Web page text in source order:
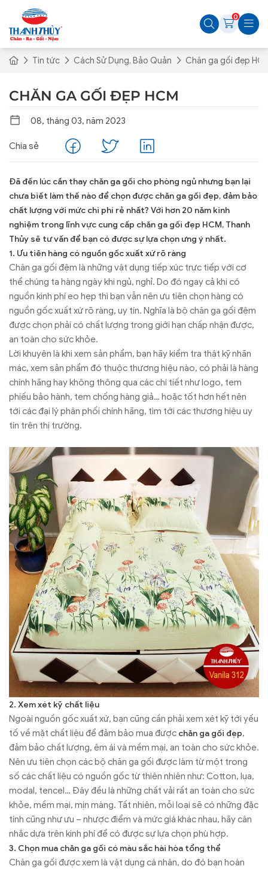
0
Tin tức Cách Sử Dụng, Bảo Quản Chăn ga gối đẹp
CHĂN GA GỐI ĐẸP HCM
08, tháng 03, năm 2023
Chia sẻ
Đã đến lúc cần thay chăn ga gối cho phòng ngủ nhưng bạn lại
chưa biết làm thế nào để chọn được chăn ga gối đẹp, đảm bảo
chất lượng với mức chi phí rẻ nhất? Với hơn 20 năm kinh
nghiệm trong lĩnh vực cung cấp chăn ga gối đẹp HCM, Thanh
Thủy sẽ tư vấn để bạn có được sự lựa chọn ưng ý nhất.
1. Ưu tiên hàng có nguồn gốc xuất xứ rõ ràng
Chăn ga gối đệm là những vật dụng tiếp xúc trực tiếp với cơ
thể chúng ta hàng ngày khi ngủ, nghỉ. Do đó ngay cả khi có
nguồn kinh phí eo hẹp thì bạn vẫn nên ưu tiên chọn hàng có
nguồn gốc xuất xứ rõ ràng, uy tín. Nghĩa là bộ chăn ga gối đệm
được chọn phải có chất lượng trong giới hạn chấp nhận được,
an toàn cho sức khỏe.
Lời khuyên là khi xem sản phẩm, bạn hãy kiểm tra thật kỹ nhãn
mác, xem sản phẩm đó thuộc thương hiệu nào, có phải là hàng
chính hãng hay không thông qua các chi tiết như logo, tem
phiếu bảo hành, tem chống hàng giả… hoặc tốt hơn hết nên
tới các đại lý phân phối chính hãng, tìm tới các thương hiệu uy
tín trên thị trường.
2. Xem xét kỹ chất liệu
Ngoài nguồn gốc xuất xứ, bạn cũng cần phải xem xét kỹ tới yếu
tố về mặt chất liệu để đảm bảo mua được chăn ga gối đẹp,
đảm bảo chất lượng, êm ái và mềm mại, an toàn cho sức khỏe.
Nên ưu tiên chọn các bộ chăn ga gối được làm từ một trong
số các chất liệu có nguồn gốc từ thiên nhiên như: Cotton, lụa,
modal, tencel… Đây đều là những chất vải rất an toàn cho sức
khỏe, mềm mại, mịn màng. Tất nhiên, mỗi loại sẽ có những đặc
tính cũng như ưu – nhược điểm và mức giá khác nhau, hãy cân
nhắc dựa trên kinh phí để có được sự lựa chọn phù hợp.
3. Chọn mua chăn ga gối có màu sắc hài hòa tổng thể
Chăn ga gối được xem là vật dụng cá nhân, do đó bạn hoàn